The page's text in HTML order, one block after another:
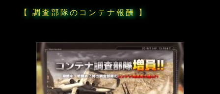
【 調査部隊のコンテナ報酬 】